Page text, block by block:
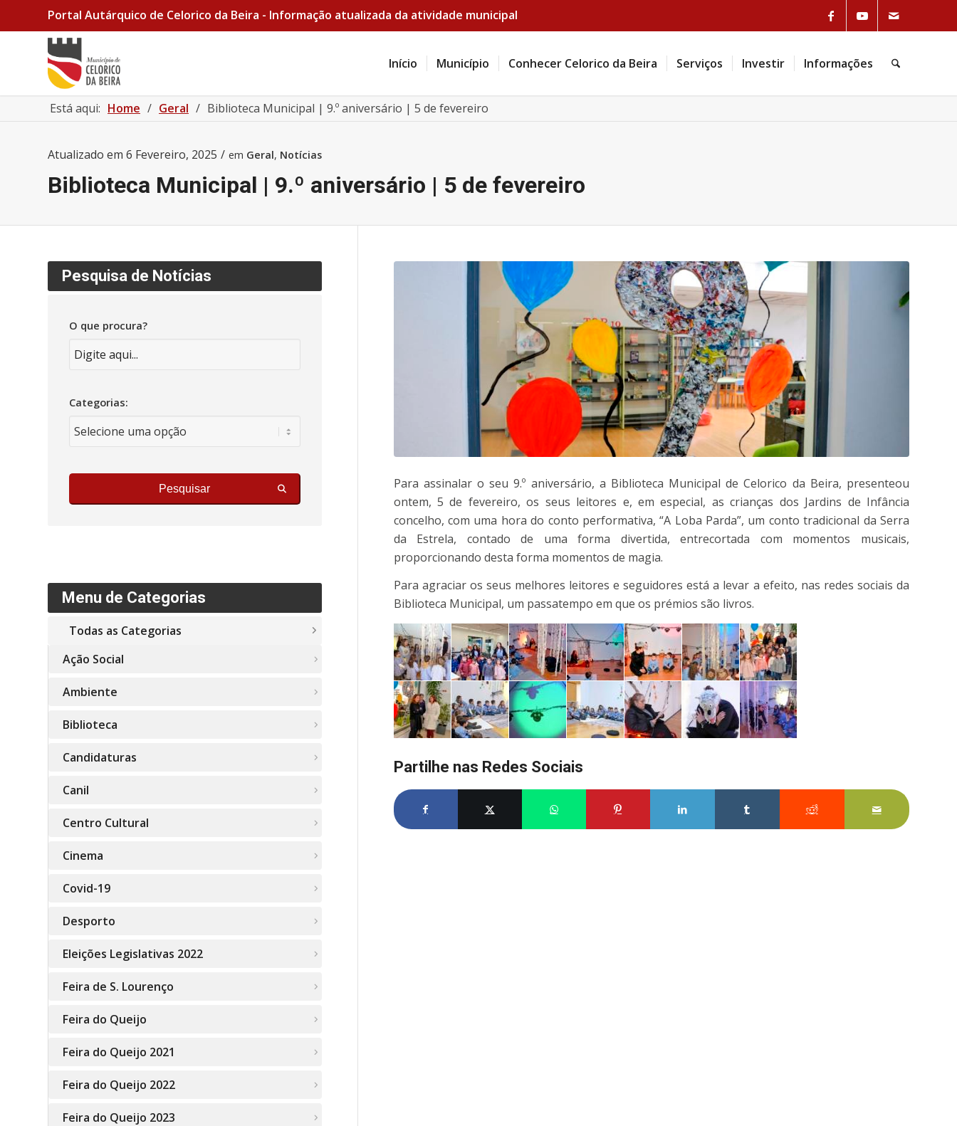
Portal Autárquico de Celorico da Beira - Informação atualizada da atividade municipal
Início Município Conhecer Celorico da Beira Serviços Investir Informações
Está aqui: Home / Geral / Biblioteca Municipal | 9.º aniversário | 5 de fevereiro
Atualizado em 6 Fevereiro, 2025 / em Geral, Notícias
Biblioteca Municipal | 9.º aniversário | 5 de fevereiro
Para assinalar o seu 9.º aniversário, a Biblioteca Municipal de Celorico da Beira, presenteou
ontem, 5 de fevereiro, os seus leitores e, em especial, as crianças dos Jardins de Infância
concelho, com uma hora do conto performativa, “A Loba Parda”, um conto tradicional da Serra
da Estrela, contado de uma forma divertida, entrecortada com momentos musicais,
proporcionando desta forma momentos de magia.
Para agraciar os seus melhores leitores e seguidores está a levar a efeito, nas redes sociais da
Biblioteca Municipal, um passatempo em que os prémios são livros.
Partilhe nas Redes Sociais
Pesquisa de Notícias
O que procura?
Categorias:
Pesquisar
Menu de Categorias
Todas as Categorias
Ação Social
Ambiente
Biblioteca
Candidaturas
Canil
Centro Cultural
Cinema
Covid-19
Desporto
Eleições Legislativas 2022
Feira de S. Lourenço
Feira do Queijo
Feira do Queijo 2021
Feira do Queijo 2022
Feira do Queijo 2023